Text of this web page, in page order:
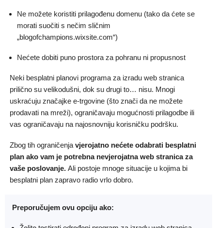
Ne možete koristiti prilagođenu domenu (tako da ćete se
morati suočiti s nečim sličnim
„blogofchampions.wixsite.com“)
Nećete dobiti puno prostora za pohranu ni propusnost
Neki besplatni planovi programa za izradu web stranica
prilično su velikodušni, dok su drugi to… nisu. Mnogi
uskraćuju značajke e-trgovine (što znači da ne možete
prodavati na mreži), ograničavaju mogućnosti prilagodbe ili
vas ograničavaju na najosnovniju korisničku podršku.
Zbog tih ograničenja vjerojatno nećete odabrati besplatni
plan ako vam je potrebna nevjerojatna web stranica za
vaše poslovanje. Ali postoje mnoge situacije u kojima bi
besplatni plan zapravo radio vrlo dobro.
Preporučujem ovu opciju ako: